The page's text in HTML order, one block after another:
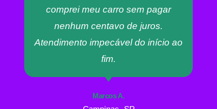
comprei meu carro sem pagar
nenhum centavo de juros.
Atendimento impecável do início ao
fim.
Marcos A.